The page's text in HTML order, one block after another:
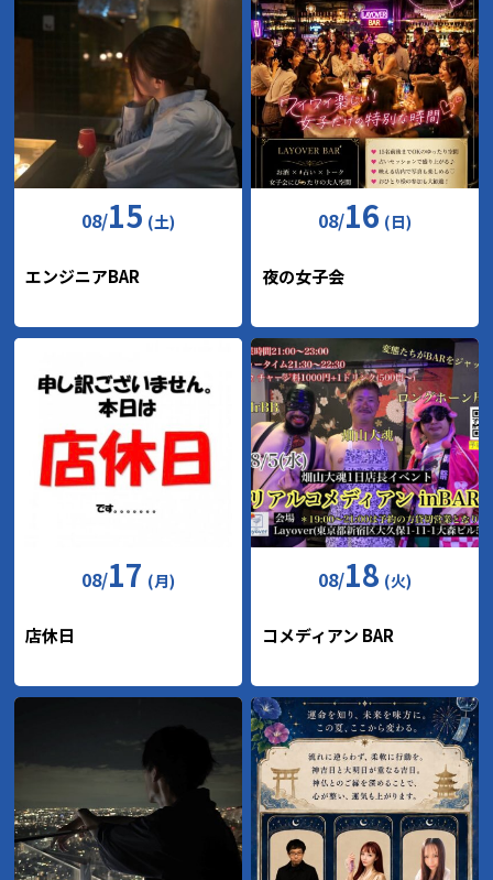
08/15 (土)
エンジニアBAR
08/16 (日)
夜の女子会
08/17 (月)
店休日
08/18 (火)
コメディアン BAR